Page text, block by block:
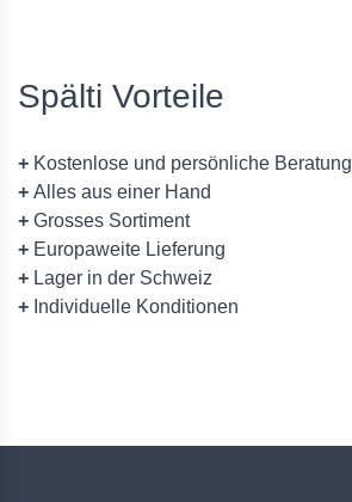
Spälti Vorteile
+ Kostenlose und persönliche Beratung
+ Alles aus einer Hand
+ Grosses Sortiment
+ Europaweite Lieferung
+ Lager in der Schweiz
+ Individuelle Konditionen